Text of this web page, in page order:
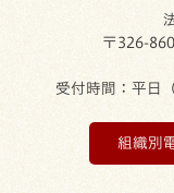
〒326-
受付時間：平日
組織別